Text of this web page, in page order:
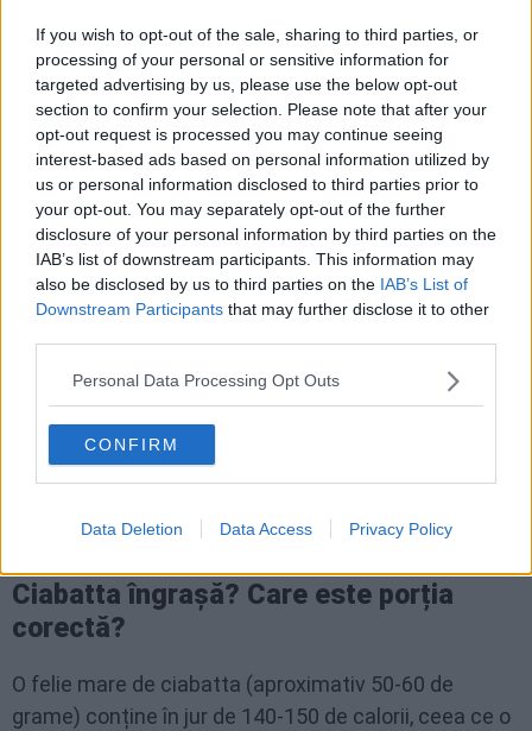
If you wish to opt-out of the sale, sharing to third parties, or
processing of your personal or sensitive information for
targeted advertising by us, please use the below opt-out
section to confirm your selection. Please note that after your
opt-out request is processed you may continue seeing
interest-based ads based on personal information utilized by
us or personal information disclosed to third parties prior to
your opt-out. You may separately opt-out of the further
disclosure of your personal information by third parties on the
IAB’s list of downstream participants. This information may
also be disclosed by us to third parties on the IAB’s List of
Downstream Participants that may further disclose it to other
Personal Data Processing Opt Outs
CONFIRM
Data Deletion Data Access Privacy Policy
acasă, durata de valabilitate va fi mai scurtă,
deoarece pâinea nu conține conservanții pe care îi
găsiți în produsele cumpărate din magazin. Totuși,
dacă adăugați mai multă grăsime în aluat, veți
constata că pâinea poate rezista mai mult timp.
Cum se păstrează ciabatta
Puteți înveli pâinea ciabatta într-o pungă de plastic și
până la 3 zile, într-o cămară răcoroasă și uscată sau
într-un dulap întunecat. De asemenea, pâinea trebuie
depozitată departe de căldură și de aparatele
electrice. Nu puneți pâinea în frigider, deoarece în
acest fel se va usuca rapid.
Ciabatta îngrașă? Care este porția
corectă?
O felie mare de ciabatta (aproximativ 50-60 de
grame) conține în jur de 140-150 de calorii, ceea ce o